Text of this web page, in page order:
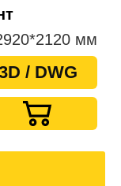
мм
/ DWG